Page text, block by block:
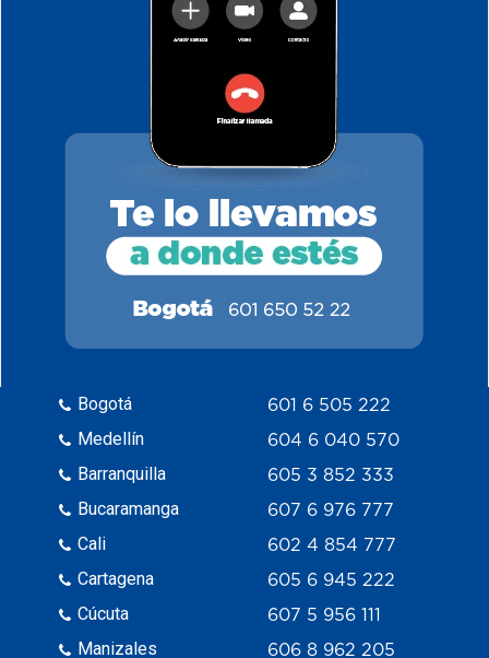
Bogotá
Medellín
Barranquilla
Bucaramanga
Cali
Cartagena
Cúcuta
Manizales
601 6 505 222
604 6 040 570
605 3 852 333
607 6 976 777
602 4 854 777
605 6 945 222
607 5 956 111
606 8 962 205